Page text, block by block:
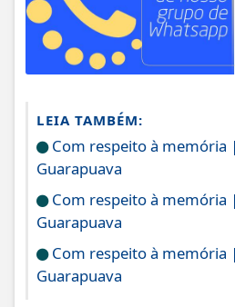
LEIA TAMBÉM:
Com respeito à memória
Guarapuava
Com respeito à memória
Guarapuava
Com respeito à memória
Guarapuava